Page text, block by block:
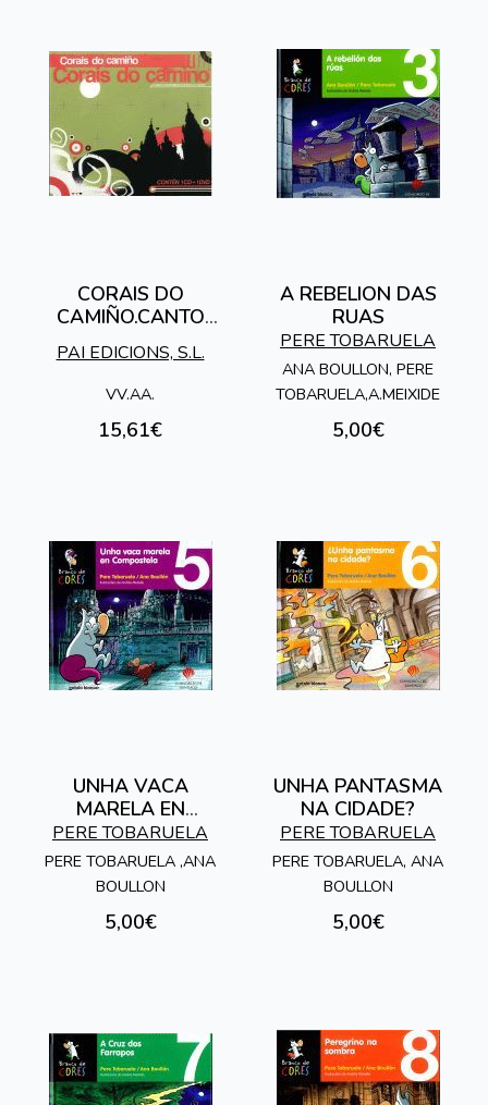
CORAIS DO
CAMIÑO.CANTO
POLIFONICO
ENTORNO O CAMIÑO
PAI EDICIONS, S.L.
VV.AA.
15,61€
A REBELION DAS
RUAS
PERE TOBARUELA
ANA BOULLON, PERE
TOBARUELA,A.MEIXIDE
5,00€
UNHA VACA
MARELA EN
COMPOSTELA
PERE TOBARUELA
PERE TOBARUELA ,ANA
BOULLON
5,00€
UNHA PANTASMA
NA CIDADE?
PERE TOBARUELA
PERE TOBARUELA, ANA
BOULLON
5,00€